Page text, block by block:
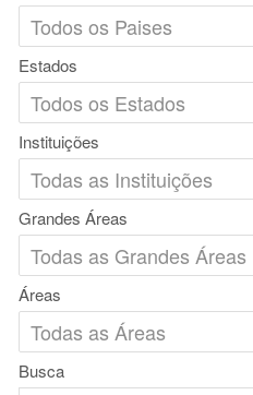
Estados
Instituições
Grandes Áreas
Áreas
Busca